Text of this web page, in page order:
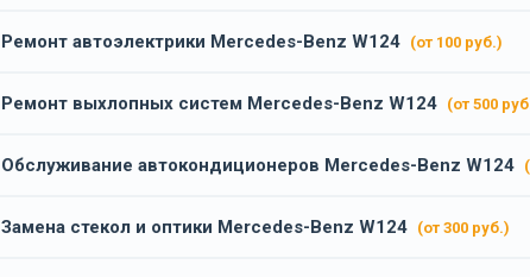
Ремонт автоэлектрики Mercedes-Benz W124 (от 100 руб.)
Ремонт выхлопных систем Mercedes-Benz W124 (от 500
Обслуживание автокондиционеров Mercedes-Benz W124
Замена стекол и оптики Mercedes-Benz W124 (от 300 руб.)